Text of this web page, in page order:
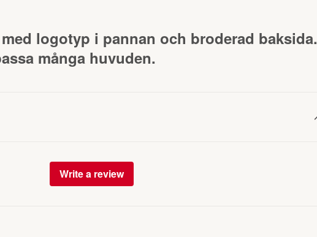
logotyp i pannan och broderad baksida.
många huvuden.
Write a review